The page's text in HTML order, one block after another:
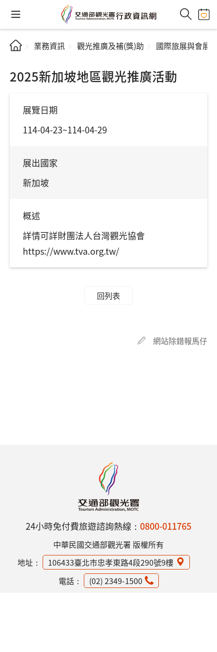
業務資訊 觀光推廣及補(獎)助 國際旅展與會展
2025新加坡地區觀光推廣活動
展覽日期
114-04-23~114-04-29
展出國家
新加坡
概述
詳情可詳財團法人台灣觀光協會
https://www.tva.org.tw/
回列表
網站除錯報馬仔
24小時免付費旅遊諮詢熱線： 0800-011765
中華民國交通部觀光署 版權所有
地址：
106433臺北市忠孝東路4段290號9樓
電話：
(02) 2349-1500